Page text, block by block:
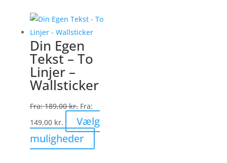
flere
på
Din Egen
Tekst – To
Linjer –
Wallsticker
Fra:189,00kr. Fra:
149,00 kr.
Vælg
muligheder
vare